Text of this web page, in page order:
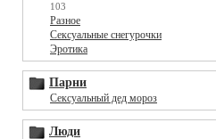
103
Разное
Сексуальные снегурочки
Эротика
Парни
Сексуальный дед мороз
Люди